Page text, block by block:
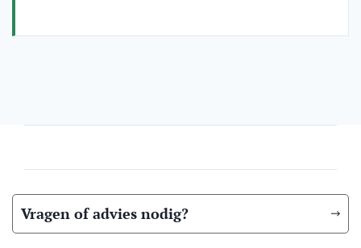
Vragen of advies nodig?